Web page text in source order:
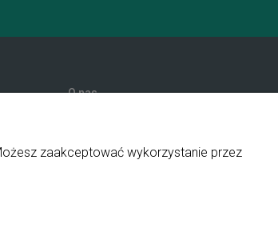
O nas
Blog
zaakceptować wykorzystanie przez